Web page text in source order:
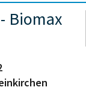
Biomax